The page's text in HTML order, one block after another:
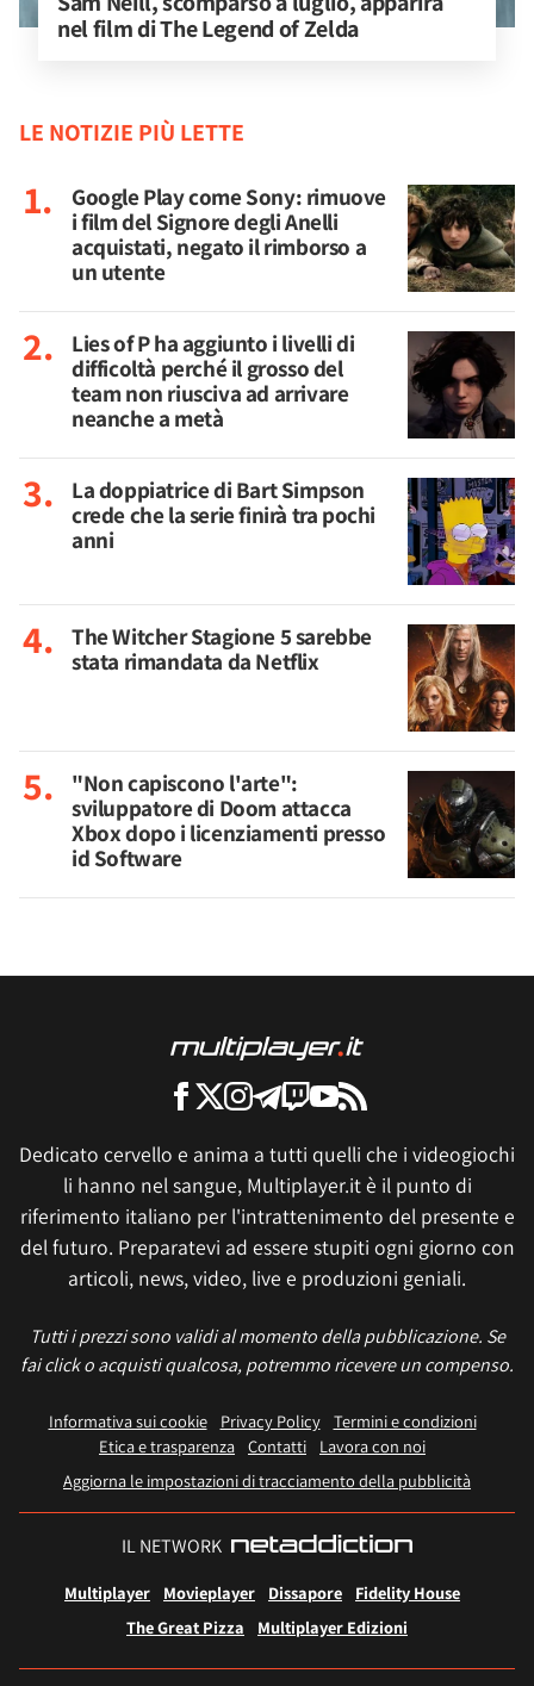
nel film di The Legend of Zelda
LE NOTIZIE PIÙ LETTE
Google Play come Sony: rimuove
i film del Signore degli Anelli
acquistati, negato il rimborso a
un utente
Lies of P ha aggiunto i livelli di
difficoltà perché il grosso del
team non riusciva ad arrivare
neanche a metà
La doppiatrice di Bart Simpson
crede che la serie finirà tra pochi
anni
The Witcher Stagione 5 sarebbe
stata rimandata da Netflix
"Non capiscono l'arte":
sviluppatore di Doom attacca
Xbox dopo i licenziamenti presso
id Software
Dedicato cervello e anima a tutti quelli che i videogiochi
li hanno nel sangue, Multiplayer.it è il punto di
riferimento italiano per l'intrattenimento del presente e
del futuro. Preparatevi ad essere stupiti ogni giorno con
articoli, news, video, live e produzioni geniali.
Tutti i prezzi sono validi al momento della pubblicazione. Se
fai click o acquisti qualcosa, potremmo ricevere un compenso.
Informativa sui cookie Privacy Policy
Termini e condizioni
Etica e trasparenza Contatti
Lavora con noi
Aggiorna le impostazioni di tracciamento della pubblicità
IL NETWORK
Multiplayer Movieplayer Dissapore
Fidelity House
The Great Pizza
Multiplayer Edizioni